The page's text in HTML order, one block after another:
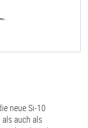
neue Si-10
als auch als